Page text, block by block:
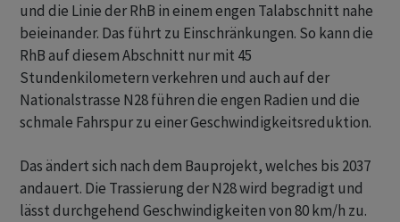
und die Linie der RhB in einem engen Talabschnitt nahe
beieinander. Das führt zu Einschränkungen. So kann die
RhB auf diesem Abschnitt nur mit 45
Stundenkilometern verkehren und auch auf der
Nationalstrasse N28 führen die engen Radien und die
schmale Fahrspur zu einer Geschwindigkeitsreduktion.
Das ändert sich nach dem Bauprojekt, welches bis 2037
andauert. Die Trassierung der N28 wird begradigt und
lässt durchgehend Geschwindigkeiten von 80 km/h zu.